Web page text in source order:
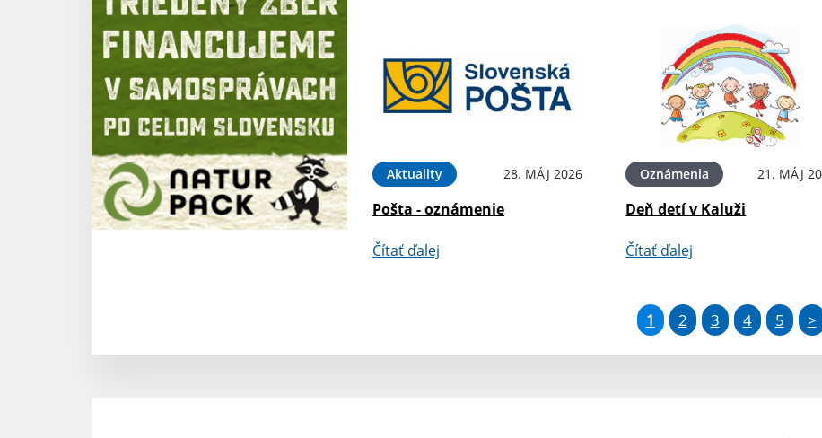
Aktuality 28. MÁJ 2026
Pošta - oznámenie
Čítať ďalej
Oznámenia 21. MÁJ
Deň detí v Kaluži
Čítať ďalej
1 2 3 4 5 >